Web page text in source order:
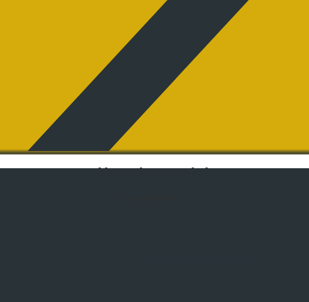
Keep in touch !